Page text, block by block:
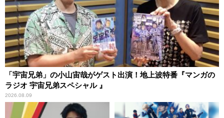
「宇宙兄弟」の小山宙哉がゲスト出演！地上波特番『マンガの
ラジオ 宇宙兄弟スペシャル 』
2026.08.09